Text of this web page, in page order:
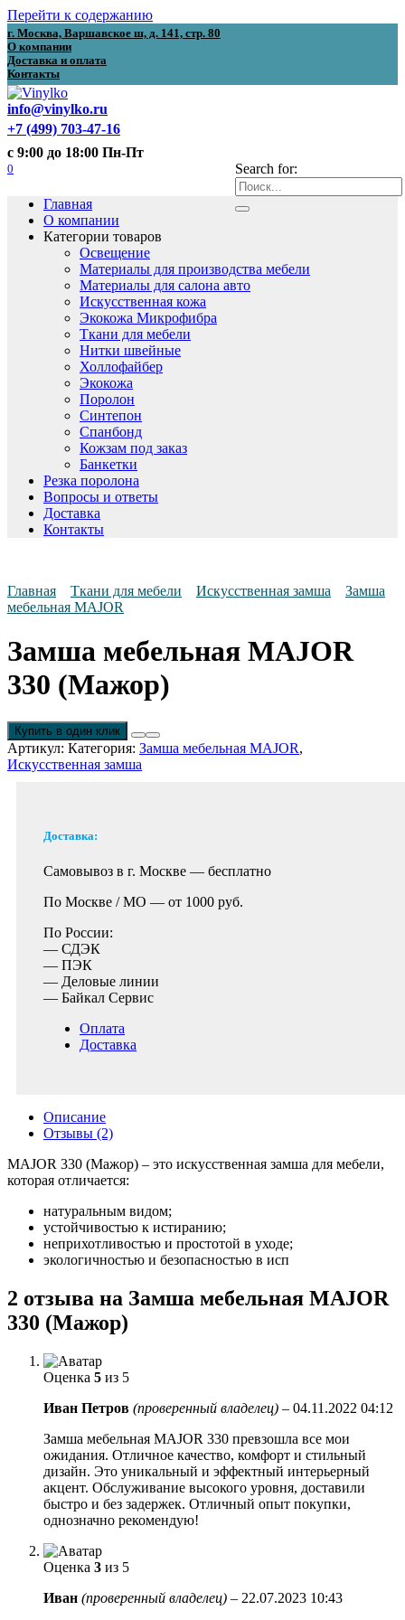
Перейти к содержанию
г. Москва, Варшавское ш, д. 141, стр. 80
О компании
Доставка и оплата
Контакты
info@vinylko.ru
+7 (499) 703-47-16
с 9:00 до 18:00 Пн-Пт
Search for:
0
Главная
О компании
Категории товаров
Освещение
Материалы для производства мебели
Материалы для салона авто
Искусственная кожа
Экокожа Микрофибра
Ткани для мебели
Нитки швейные
Холлофайбер
Экокожа
Поролон
Синтепон
Спанбонд
Кожзам под заказ
Банкетки
Резка поролона
Вопросы и ответы
Доставка
Контакты
Главная Ткани для мебели Искусственная замша
Замша
мебельная MAJOR
Замша мебельная MAJOR
330 (Мажор)
Купить в один клик
Артикул: Категория: Замша мебельная MAJOR,
Искусственная замша
Доставка:
Самовывоз в г. Москве — бесплатно
По Москве / МО — от 1000 руб.
По России:
— СДЭК
— ПЭК
— Деловые линии
— Байкал Сервис
Оплата
Доставка
Описание
Отзывы (2)
MAJOR 330 (Мажор) – это искусственная замша для мебели,
которая отличается:
натуральным видом;
устойчивостью к истиранию;
неприхотливостью и простотой в уходе;
экологичностью и безопасностью в исп
2 отзыва на Замша мебельная MAJOR
330 (Мажор)
Оценка 5 из 5
Иван Петров (проверенный владелец) – 04.11.2022 04:12
Замша мебельная MAJOR 330 превзошла все мои
ожидания. Отличное качество, комфорт и стильный
дизайн. Это уникальный и эффектный интерьерный
акцент. Обслуживание высокого уровня, доставили
быстро и без задержек. Отличный опыт покупки,
однозначно рекомендую!
Оценка 3 из 5
Иван (проверенный владелец) – 22.07.2023 10:43